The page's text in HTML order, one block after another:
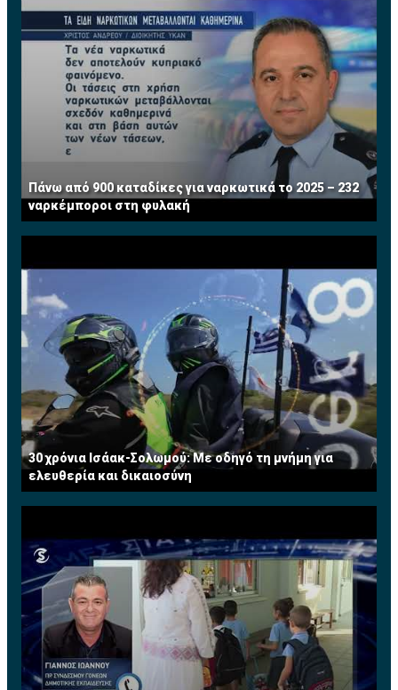
Η κάθοδος του Greek Cinema στην Κύπρο έρχεται σε
μια περίοδο που ο πόλεμος των τηλεοπτικών
πλατφόρμων εντείνεται με σκοπό βεβαίως την
κυριαρχία στην τοπική αγορά. Η εξασφάλιση των
δικαιωμάτων του Greek Cinema θα δώσει τη δική του
διάσταση στο ανταγωνιστικό περιβάλλον, ανάλογα με
την πλατφόρμα που θα προβάλλεται το κανάλι με τον
Πάνω από 900 καταδίκες για ναρκωτικά το 2025 – 232
ναρκέμποροι στη φυλακή
30 χρόνια Ισάακ-Σολωμού: Με οδηγό τη μνήμη για
ελευθερία και δικαιοσύνη